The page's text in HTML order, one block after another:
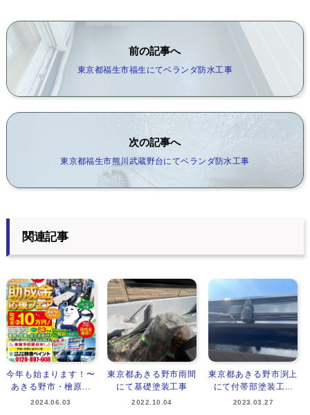
前の記事へ
東京都福生市福生にてベランダ防水工事
次の記事へ
東京都福生市熊川武蔵野台にてベランダ防水工事
関連記事
今年も始まります！〜
あきる野市・檜原...
2024.06.03
東京都あきる野市雨間
にて基礎塗装工事
2022.10.04
東京都あきる野市渕上
にて付帯部塗装工...
2023.03.27